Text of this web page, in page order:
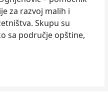
za razvoj malih i
Skupu su
sa područje opštine,